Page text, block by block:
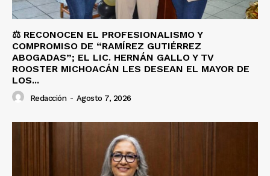
⚖️ RECONOCEN EL PROFESIONALISMO Y
COMPROMISO DE “RAMÍREZ GUTIÉRREZ
ABOGADAS”; EL LIC. HERNÁN GALLO Y TV
ROOSTER MICHOACÁN LES DESEAN EL MAYOR DE
LOS...
Redacción - Agosto 7, 2026